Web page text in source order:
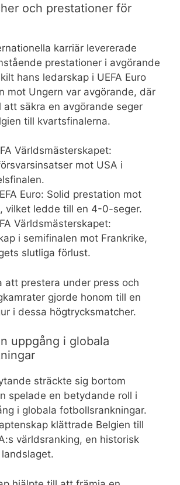
och prestationer för
karriär levererade
prestationer i avgörande
hans ledarskap i UEFA Euro
mot Ungern var avgörande, där
att säkra en avgörande seger
till kvartsfinalerna.
Världsmästerskapet:
mot USA i
Euro: Solid prestation mot
vilket ledde till en 4-0-seger.
Världsmästerskapet:
i semifinalen mot Frankrike,
slutliga förlust.
att prestera under press och
gjorde honom till en
i dessa högtrycksmatcher.
uppgång i globala
sträckte sig bortom
spelade en betydande roll i
i globala fotbollsrankningar.
klättrade Belgien till
världsranking, en historisk